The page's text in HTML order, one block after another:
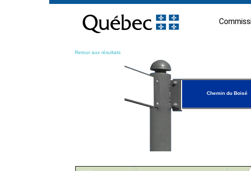
contenu
Retour aux résultats
Chemin du Boisé